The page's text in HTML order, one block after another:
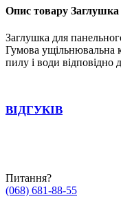
Опис товару
Заглушка для
Гумова ущільнювальна
пилу і води відповідно
ВІДГУКІВ
Питання?
(068) 681-88-55